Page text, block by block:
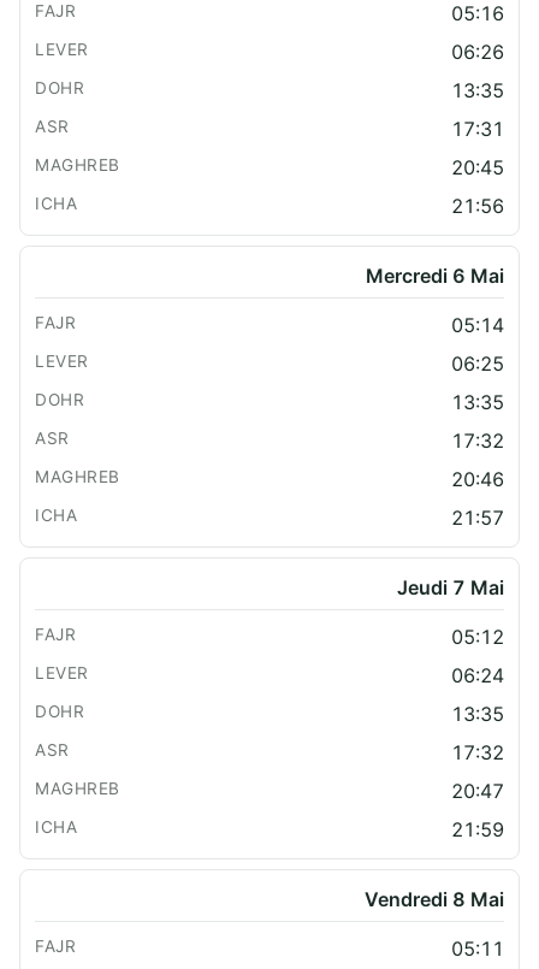
05:16
06:26
13:35
17:31
20:45
21:56
Mercredi 6 Mai
05:14
06:25
13:35
17:32
20:46
21:57
Jeudi 7 Mai
05:12
06:24
13:35
17:32
20:47
21:59
Vendredi 8 Mai
05:11